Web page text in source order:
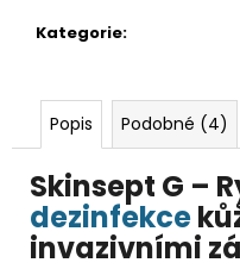
Kategorie:
Popis Podobné (4)
Skinsept G –
dezinfekce
invazivními
e